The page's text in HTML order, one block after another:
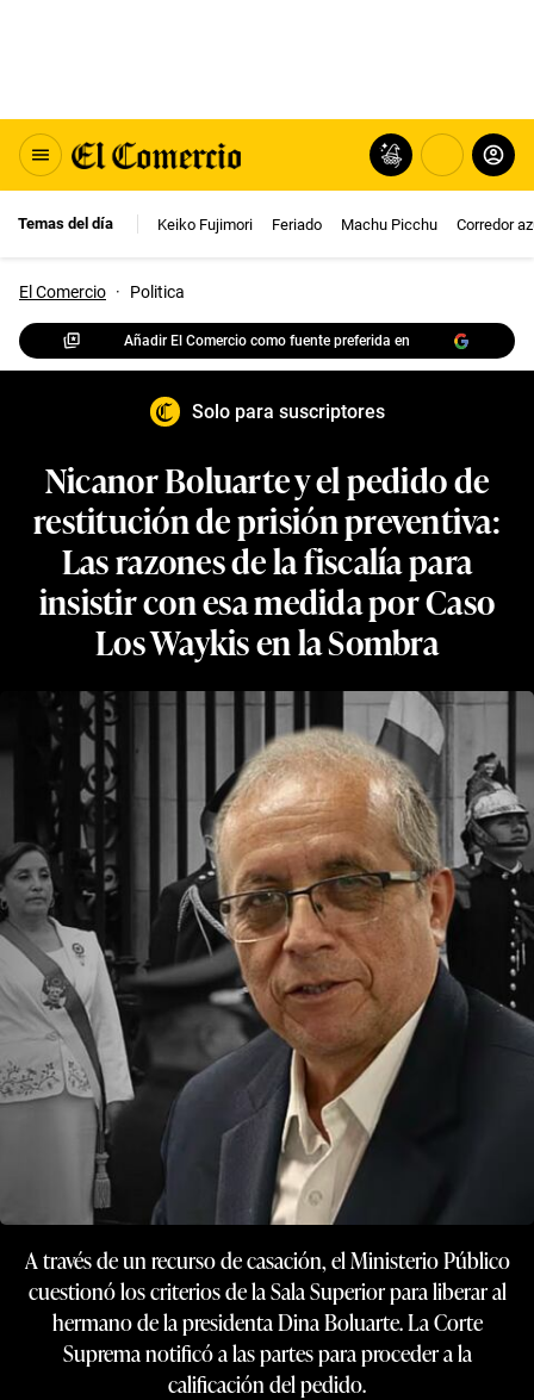
Temas del día Keiko Fujimori Feriado Machu Picchu Corredor
El Comercio · Politica
Añadir El Comercio como fuente preferida en
Solo para suscriptores
Nicanor Boluarte y el pedido de
restitución de prisión preventiva:
Las razones de la fiscalía para
insistir con esa medida por Caso
Los Waykis en la Sombra
A través de un recurso de casación, el Ministerio Público
cuestionó los criterios de la Sala Superior para liberar al
hermano de la presidenta Dina Boluarte. La Corte
Suprema notificó a las partes para proceder a la
calificación del pedido.